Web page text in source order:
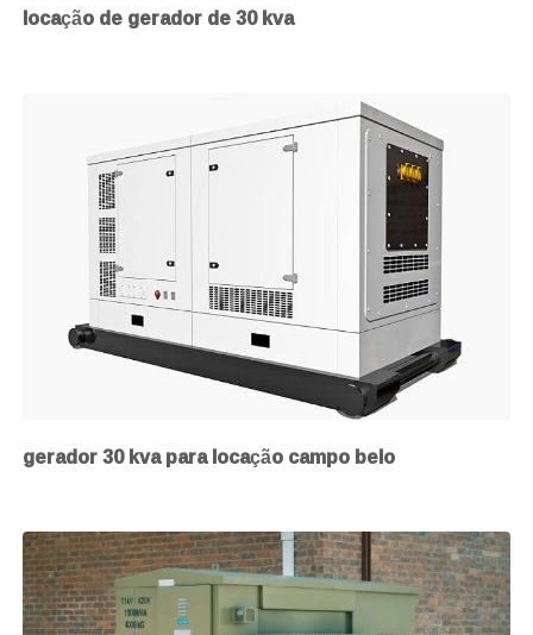
locação de gerador de 30 kva
gerador 30 kva para locação campo belo